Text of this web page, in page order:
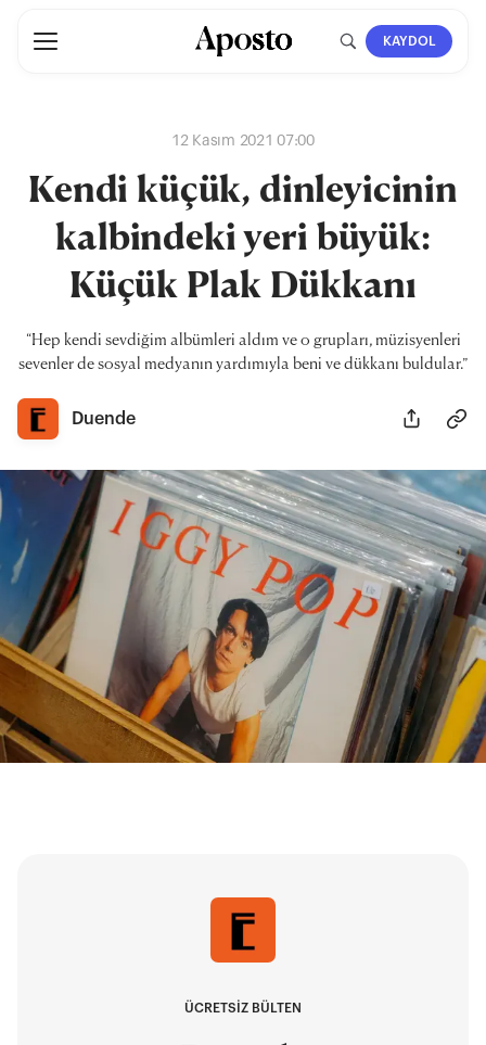
KAYDOL
12 Kasım 2021 07:00
Kendi küçük, dinleyicinin
kalbindeki yeri büyük:
Küçük Plak Dükkanı
“Hep kendi sevdiğim albümleri aldım ve o grupları, müzisyenleri
sevenler de sosyal medyanın yardımıyla beni ve dükkanı buldular.”
Duende
ÜCRETSİZ BÜLTEN